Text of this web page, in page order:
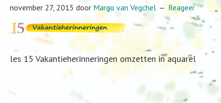
november 27, 2015 door Margo van Vegchel Reageer
les 15 Vakantieherinneringen omzetten in aquarel